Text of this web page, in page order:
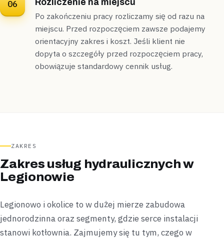
06
Rozliczenie na miejscu
Po zakończeniu pracy rozliczamy się od razu na
miejscu. Przed rozpoczęciem zawsze podajemy
orientacyjny zakres i koszt. Jeśli klient nie
dopyta o szczegóły przed rozpoczęciem pracy,
obowiązuje standardowy cennik usług.
ZAKRES
Zakres usług hydraulicznych w
Legionowie
Legionowo i okolice to w dużej mierze zabudowa
jednorodzinna oraz segmenty, gdzie serce instalacji
stanowi kotłownia. Zajmujemy się tu tym, czego w